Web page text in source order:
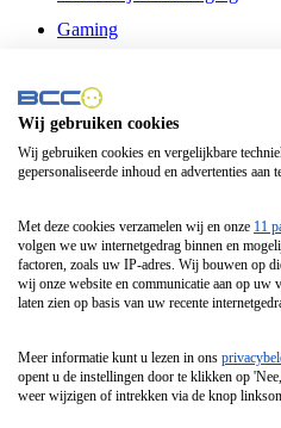
Gaming
Philips
Schermgrootte 24 Inch
Schermgrootte 85 Inch
Schermgrootte 98 Inch
Tcl
Hd Led Tv
Wij gebruiken cookies
Wij gebruiken cookies en vergelijkbare
gepersonaliseerde inhoud en advertenties aan
Met deze cookies verzamelen wij en onze 11
volgen we uw internetgedrag binnen en
factoren, zoals uw IP-adres. Wij bouwen op
wij onze website en communicatie aan op
laten zien op basis van uw recente
Meer informatie kunt u lezen in ons
opent u de instellingen door te klikken op
weer wijzigen of intrekken via de knop